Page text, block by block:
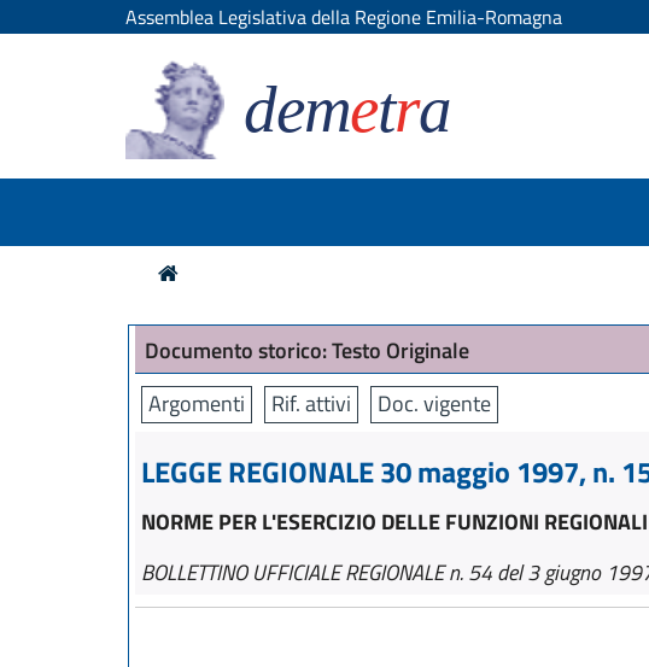
Assemblea Legislativa della Regione Emilia-Romagna
demetra
Documento storico: Testo Originale
Argomenti
Rif. attivi Doc. vigente
LEGGE REGIONALE 30 maggio 1997, n.
NORME PER L'ESERCIZIO DELLE FUNZIONI
BOLLETTINO UFFICIALE REGIONALE n. 54 del 3 giugno